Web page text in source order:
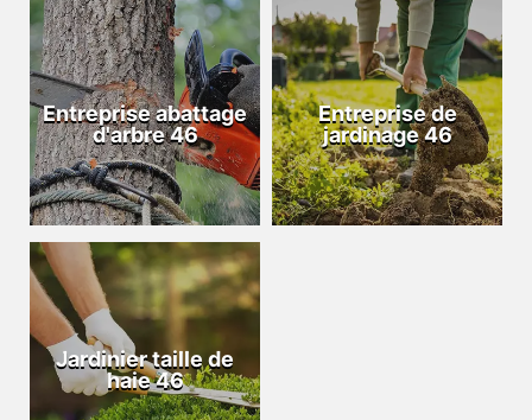
Entreprise abattage
d'arbre 46
Entreprise de
jardinage 46
Jardinier taille de
haie 46